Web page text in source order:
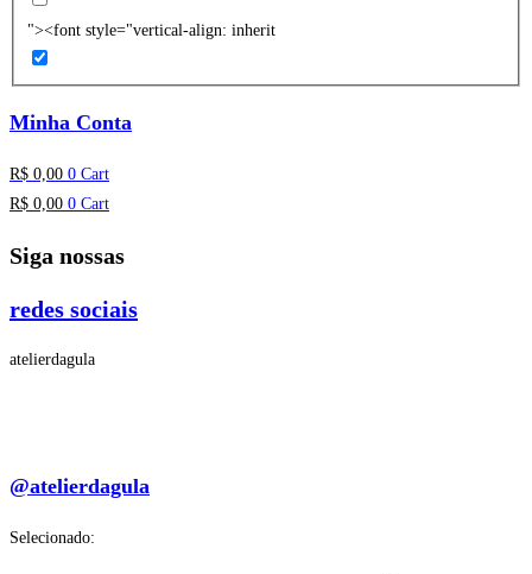
"><font style="vertical-align: inherit
Minha Conta
R$ 0,00 0 Cart
R$ 0,00 0 Cart
Siga nossas
redes sociais
atelierdagula
@atelierdagula
Selecionado: